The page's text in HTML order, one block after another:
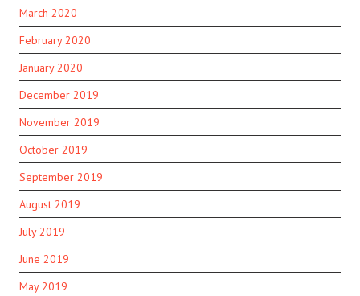
March 2020
February 2020
January 2020
December 2019
November 2019
October 2019
September 2019
August 2019
July 2019
June 2019
May 2019